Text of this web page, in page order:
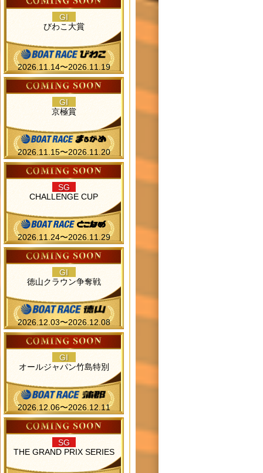
GI
びわこ大賞
2026.11.14〜2026.11.19
GI
京極賞
2026.11.15〜2026.11.20
SG
CHALLENGE CUP
2026.11.24〜2026.11.29
GI
徳山クラウン争奪戦
2026.12.03〜2026.12.08
GI
オールジャパン竹島特別
2026.12.06〜2026.12.11
SG
THE GRAND PRIX SERIES